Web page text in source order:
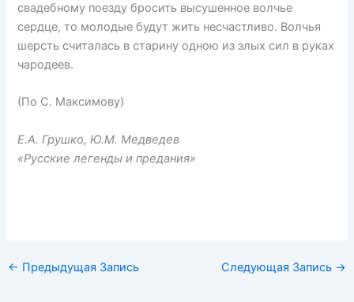
свадебному поезду бросить высушенное волчье
сердце, то молодые будут жить несчастливо. Волчья
шерсть считалась в старину одною из злых сил в руках
чародеев.
(По С. Максимову)
Е.А. Грушко, Ю.М. Медведев
«Русские легенды и предания»
← Предыдущая Запись Следующая Запись →